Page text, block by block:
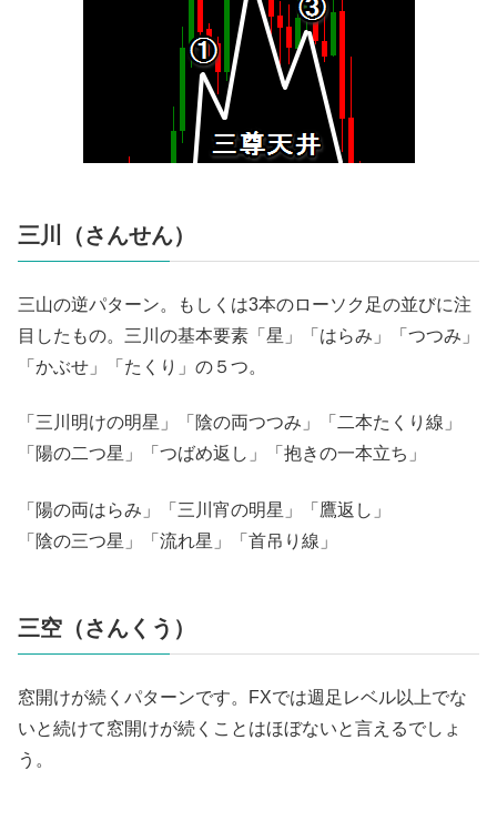
三川（さんせん）
三山の逆パターン。もしくは3本のローソク足の並びに注
目したもの。三川の基本要素「星」「はらみ」「つつみ」
「かぶせ」「たくり」の５つ。
「三川明けの明星」「陰の両つつみ」「二本たくり線」
「陽の二つ星」「つばめ返し」「抱きの一本立ち」
「陽の両はらみ」「三川宵の明星」「鷹返し」
「陰の三つ星」「流れ星」「首吊り線」
三空（さんくう）
窓開けが続くパターンです。FXでは週足レベル以上でな
いと続けて窓開けが続くことはほぼないと言えるでしょ
う。